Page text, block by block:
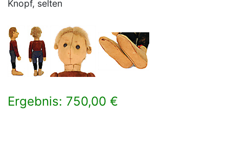
Knopf, selten
Ergebnis: 750,00 €